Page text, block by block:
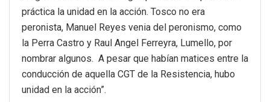
práctica la unidad en la acción. Tosco no era
peronista, Manuel Reyes venia del peronismo, como
la Perra Castro y Raul Angel Ferreyra, Lumello, por
nombrar algunos. A pesar que habían matices entre la
conducción de aquella CGT de la Resistencia, hubo
unidad en la acción”.